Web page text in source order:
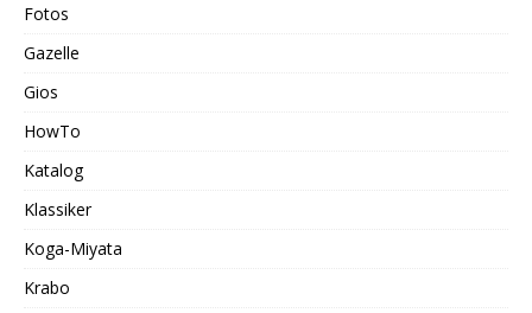
Fotos
Gazelle
Gios
HowTo
Katalog
Klassiker
Koga-Miyata
Krabo